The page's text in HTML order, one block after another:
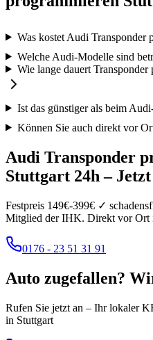
Was kostet Audi Transponder
Welche Audi-Modelle sind
Wie lange dauert
Ist das günstiger als beim
Können Sie auch direkt vor
Audi Transponder
Stuttgart 24h –
Festpreis 149€-399€ ✓
Mitglied der IHK. Direkt vor Ort
0176 - 23 51 31 91
Auto zugefallen?
Rufen Sie jetzt an – Ihr lokaler
in Stuttgart